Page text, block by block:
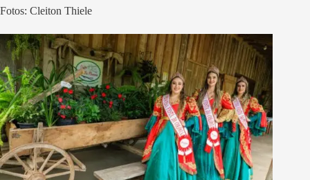
Fotos: Cleiton Thiele